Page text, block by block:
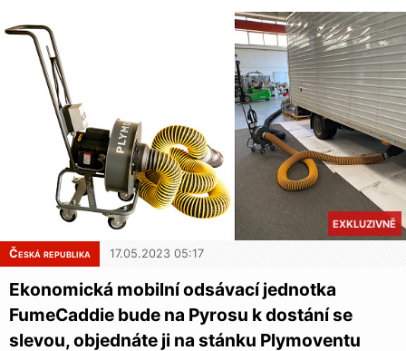
EXKLUZIVNĚ
Česká republika 17.05.2023 05:17
Ekonomická mobilní odsávací jednotka
FumeCaddie bude na Pyrosu k dostání se
slevou, objednáte ji na stánku Plymoventu